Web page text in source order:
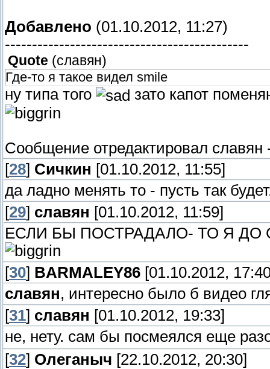
Добавлено (01.10.2012, 11:27)
---------------------------------------------
Quote (славян)
Где-то я такое видел smile
ну типа того зато капот
Сообщение отредактировал славян
[28] Сичкин [01.10.2012, 11:55]
да ладно менять то - пусть так
[29] славян [01.10.2012, 11:59]
ЕСЛИ БЫ ПОСТРАДАЛО- ТО Я
[30] BARMALEY86 [01.10.2012,
славян, интересно было б видео
[31] славян [01.10.2012, 19:33]
не, нету. сам бы посмеялся еще
[32] Олеганыч [22.10.2012, 20:30]